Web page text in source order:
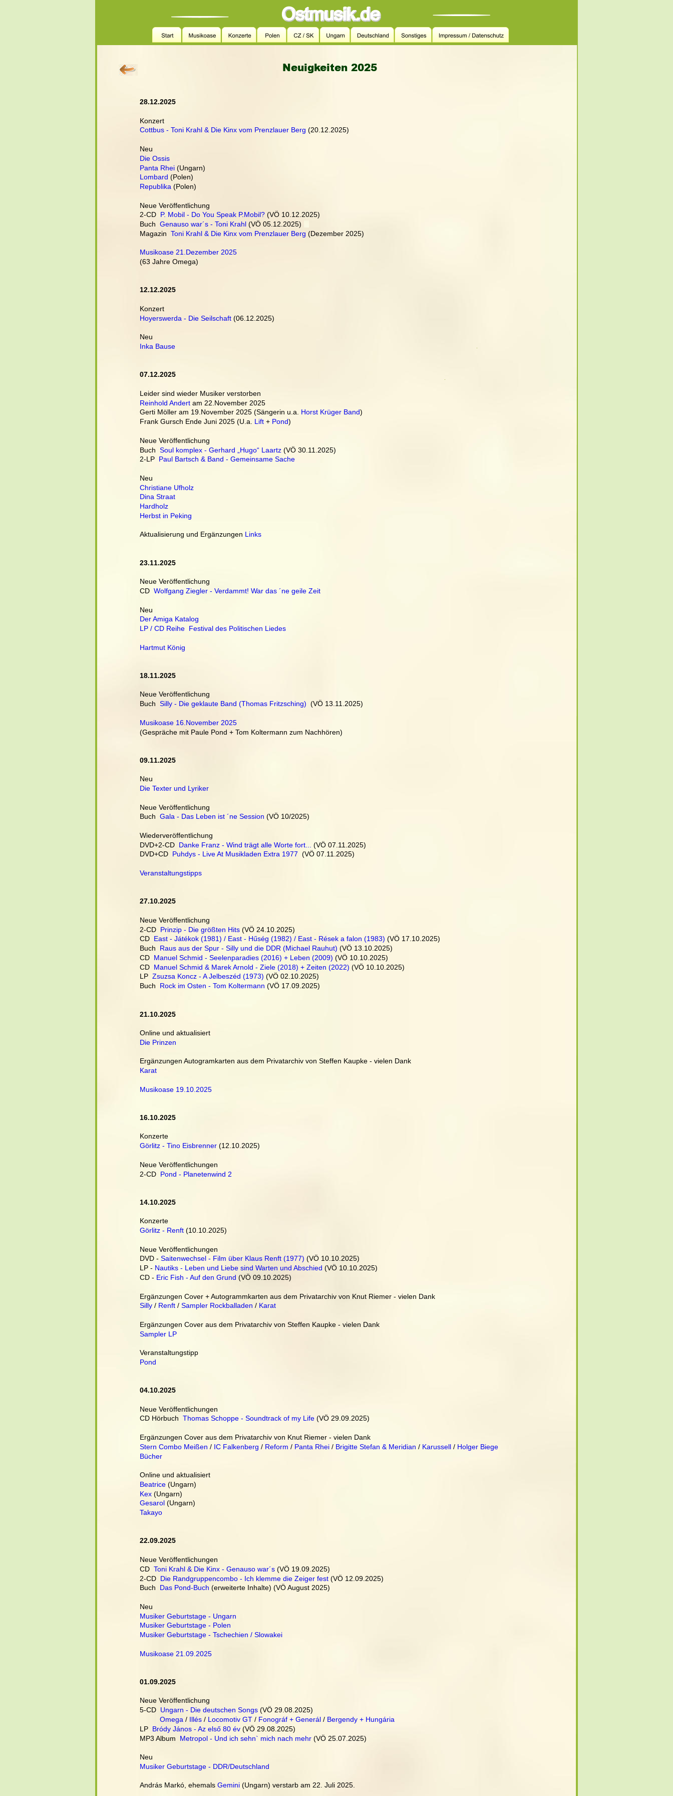
Neuigkeiten 2025
28.12.2025
Konzert
Cottbus - Toni Krahl & Die Kinx vom Prenzlauer Berg (20.12.2025)
Neu
Die Ossis
Panta Rhei (Ungarn)
Lombard (Polen)
Republika (Polen)
Neue Veröffentlichung
2-CD P. Mobil - Do You Speak P.Mobil? (VÖ 10.12.2025)
Buch Genauso war´s - Toni Krahl (VÖ 05.12.2025)
Magazin Toni Krahl & Die Kinx vom Prenzlauer Berg (Dezember 2025)
Musikoase 21.Dezember 2025
(63 Jahre Omega)
12.12.2025
Konzert
Hoyerswerda - Die Seilschaft (06.12.2025)
Neu
Inka Bause
07.12.2025
Leider sind wieder Musiker verstorben
Reinhold Andert am 22.November 2025
Gerti Möller am 19.November 2025 (Sängerin u.a. Horst Krüger Band)
Frank Gursch Ende Juni 2025 (U.a. Lift + Pond)
Neue Veröffentlichung
Buch Soul komplex - Gerhard „Hugo“ Laartz (VÖ 30.11.2025)
2-LP Paul Bartsch & Band - Gemeinsame Sache
Neu
Christiane Ufholz
Dina Straat
Hardholz
Herbst in Peking
Aktualisierung und Ergänzungen Links
23.11.2025
Neue Veröffentlichung
CD Wolfgang Ziegler - Verdammt! War das ´ne geile Zeit
Neu
Der Amiga Katalog
LP / CD Reihe  Festival des Politischen Liedes
Hartmut König
18.11.2025
Neue Veröffentlichung
Buch Silly - Die geklaute Band (Thomas Fritzsching)
  (VÖ 13.11.2025)
Musikoase 16.November 2025
(Gespräche mit Paule Pond + Tom Koltermann zum Nachhören)
09.11.2025
Neu
Die Texter und Lyriker
Neue Veröffentlichung
Buch Gala - Das Leben ist ´ne Session (VÖ 10/2025)
Wiederveröffentlichung
DVD+2-CD Danke Franz - Wind trägt alle Worte fort...
(VÖ 07.11.2025)
DVD+CD Puhdys - Live At Musikladen Extra 1977
  (VÖ 07.11.2025)
Veranstaltungstipps
27.10.2025
Neue Veröffentlichung
2-CD Prinzip - Die größten Hits (VÖ 24.10.2025)
CD East - Játékok (1981) / East - Hűség (1982) / East - Rések a falon (1983) (VÖ 17.10.2025)
Buch Raus aus der Spur - Silly und die DDR (Michael Rauhut) (VÖ 13.10.2025)
CD Manuel Schmid - Seelenparadies (2016) + Leben (2009) (VÖ 10.10.2025)
CD Manuel Schmid & Marek Arnold - Ziele (2018) + Zeiten (2022) (VÖ 10.10.2025)
LP Zsuzsa Koncz - A Jelbeszéd (1973) (VÖ 02.10.2025)
Buch Rock im Osten - Tom Koltermann (VÖ 17.09.2025)
21.10.2025
Online und aktualisiert
Die Prinzen
Ergänzungen Autogramkarten aus dem Privatarchiv von Steffen Kaupke - vielen Dank
Karat
Musikoase 19.10.2025
16.10.2025
Konzerte
Görlitz - Tino Eisbrenner (12.10.2025)
Neue Veröffentlichungen
2-CD Pond - Planetenwind 2
14.10.2025
Konzerte
Görlitz - Renft (10.10.2025)
Neue Veröffentlichungen
DVD - Saitenwechsel - Film über Klaus Renft (1977) (VÖ 10.10.2025)
LP - Nautiks - Leben und Liebe sind Warten und Abschied (VÖ 10.10.2025)
CD - Eric Fish - Auf den Grund (VÖ 09.10.2025)
Ergänzungen Cover + Autogrammkarten aus dem Privatarchiv von Knut Riemer - vielen Dank
Silly / Renft / Sampler Rockballaden / Karat
Ergänzungen Cover aus dem Privatarchiv von Steffen Kaupke - vielen Dank
Sampler LP
Veranstaltungstipp
Pond
04.10.2025
Neue Veröffentlichungen
CD Hörbuch Thomas Schoppe - Soundtrack of my Life (VÖ 29.09.2025)
Ergänzungen Cover aus dem Privatarchiv von Knut Riemer - vielen Dank
Stern Combo Meißen / IC Falkenberg / Reform / Panta Rhei / Brigitte Stefan & Meridian / Karussell / Holger Biege
Bücher
Online und aktualisiert
Beatrice (Ungarn)
Kex (Ungarn)
Gesarol (Ungarn)
Takayo
22.09.2025
Neue Veröffentlichungen
CD Toni Krahl & Die Kinx - Genauso war´s (VÖ 19.09.2025)
2-CD Die Randgruppencombo - Ich klemme die Zeiger fest (VÖ 12.09.2025)
Buch Das Pond-Buch (erweiterte Inhalte) (VÖ August 2025)
Neu
Musiker Geburtstage - Ungarn
Musiker Geburtstage - Polen
Musiker Geburtstage - Tschechien / Slowakei
Musikoase 21.09.2025
01.09.2025
Neue Veröffentlichung
5-CD Ungarn - Die deutschen Songs (VÖ 29.08.2025)
Omega / Illés / Locomotiv GT / Fonográf + Generál / Bergendy + Hungária
LP Bródy János - Az első 80 év (VÖ 29.08.2025)
MP3 Album Metropol - Und ich sehn` mich nach mehr (VÖ 25.07.2025)
Neu
Musiker Geburtstage - DDR/Deutschland
András Markó, ehemals Gemini (Ungarn) verstarb am 22. Juli 2025.